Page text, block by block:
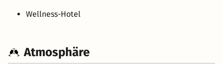
Wellness-Hotel
Atmosphäre